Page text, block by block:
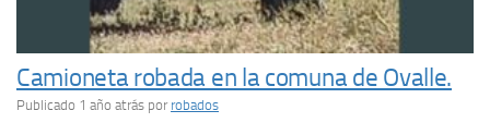
Camioneta robada en la comuna de Ovalle.
Publicado 1 año atrás por robados